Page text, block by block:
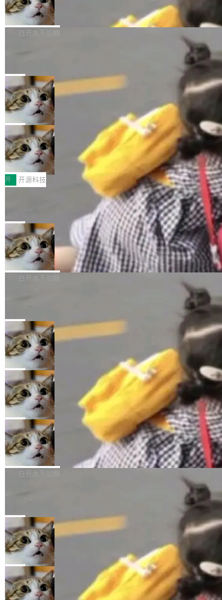
的图像元素不在同一个子树中，则它们将不再关
联 加...
至今）的所有 commit，同样交由 AI 分析提炼。
经过人工复核，准确度令人满意。这一方法也为
社区爱好者提供了高效跟踪新版本的思路。
ebastian Pipping 写在博客里的话。8 月 4 日，
他宣布了一个新消息：从 2026 年 8 月 1 日起，
他可以全职维护 libexpat 了，最长 6 个月。发
库之一。你的操作系统、浏览器、无数的基础设
施软件，很可能都在用它。而过去十年，维护它
的人一直在用业余...
Firefox 153.0.3 发布
Firefox 153.0.3 现已发布，具体更新内容如
下： New Smart Window 包含多项增强功能：
gi?id=2019042">Bug&nbsp;2019042</a>）</l
i> <li>现在，助手可以直接使用 Exa 的网络搜索
结果回答问题，而无需将问题转交给搜索引擎。
（<a href="https://bugzilla.mozilla.org/show_
bug.cgi?id=204...
白开水不加糖
的 npm 包。项目的核心论点是：容器不适合 Ag
ent 计算。真正适合的，是 Isolate。 Cloudflare
工程师在这件事上没什么可谦虚的——他们用 W
orkers 跑了十年 Isolate。用 CEO Matthew Pri
nce 的话说：「我们一生都在用 Isolate 运行代
码，而 AI Agent 不需要容器，它们需要的是 Iso
late。」 容器为什么不合适 容器的问题在于启动
和销毁都太重了。一个 Agent 要执行的任务可能
只需要几毫秒的 CPU 时间，但容器从冷启动到
就绪要花数秒。如果未来有十...
局
OpenAI 公开邮件和聊天记录回应苹果
诉讼，称“Apple is getting this wron
g”
上个月，苹果一纸诉状把 OpenAI 告上法庭，指
控其挖角苹果前员工并窃取商业秘密。苹果的诉
状把 OpenAI 描述成一个系统性地从前东家挖
人、套取机密信息的对手。 OpenAI 没发律师
函，也没选择庭外沉默。它在官网贴了一篇博
文，标题只有六个字：Apple is getting this wro
ng。 然后，它把邮件往来和 iMessage 聊天记
录全贴了出来。 他发错人了 苹果外部律师 Gabr
iel Gross 来自 Weil 律所，2 月 23 日下午 5:53
给 OpenAI 总法律顾问 Che Chang 发了封邮
件，附了一封长信，要求 OpenAI 配合调查前苹
果员工带走机密信...
局
HUAWEI MatePad Edge上架WorkBu
ddy鸿蒙PC版，说话就能干活的AI办公
搭子
全能AI工作台WorkBuddy鸿蒙PC版上架HUAWE
I MatePad Edge应用市场，直接下载即可使
用，与鸿蒙电脑上的体验一致。值得一提的是，
这是目前市面上唯一支持平板接入WorkBuddy P
C版的产品，搭载“人机双写”重磅功能——你写
你的，AI写AI的，同屏协作互不干扰。一句话让
AI帮你干活，现在开启全新体验！ 温馨提示：
体验WorkBuddy鸿蒙PC版前，请将 HUAWEI M
atePad Edge 升级至 HarmonyOS 6.1.0.135S
P9 patch03及以上版本。 *升级路径：设置 > 搜
开 开源科技
FFmpeg 9.0 发布：代号“Lei”，以此纪
全球知名开源多媒体框架 FFmpeg 今天正式发
布了 9.0 版本。这个版本除了带来新一代音视频
处理能力和硬件加速支持之外，还有一个特殊之
处：FFmpeg 9.0 的代号是“Lei”。 这个名字，
来自中国开发者雷霄骅（Lei Xiaohua）。 对于
很多中国音视频开发者而言，这个名字并不陌
“启蒙老师”。 而今年，恰好是雷霄骅离世十周
年。FFmpeg 社区最终选择用一个大版本的名
字，留下了这份纪念。 雷霄骅曾是中国传媒大学
数字电视技术方向的博士生，长期从事视频、音
频技...
局
亚马逊成本失控：AI 写代码烧掉 1215
万元，超预算 860%
外媒近日曝光了亚马逊的多份内部报告显示，AI
导致公司在多个项目上超支。《金融时报》报道
编写程序，目标是完成电商平台作者信息与商品
列表的数据匹配 —— 一项常规的数据处理任
务，最终却产生了 180 万美元的账单，实际支出
超出原定预算 860%。 更令人意外的是，该项目
最终并未成功落地，而高额算力消耗持续运行长
达 5 个月，公司直到财务对账时才察觉异常。这
意味着一个无人看管的 AI 程序，在近半年时间
里日夜不停地"烧钱"。 复盘显示，...
白开水不加糖
e CEO Clément Delangue 在 CNBC 的采访里
没有拐弯抹角。他说中国正在赢得 AI 竞赛，而
且按目前的速度，中国 AI 工具预计在今年底或
2027 年就能追上美国前沿实验室的水平。 Dela
ngue 把原因归结为一件事：开放协作。中国的
AI 开发者在一个共享和协作的生态里加速迭代，
而美国模型厂商在"闭门造车"。他的原话是 "buil
ding in silos"——各自为战，互不通气。 这个判
断从他嘴里说出来分量不同。Hugging Face 是
全球最大的开源 AI 平台，上面跑着上百万个模
型。谁在开源赛道上领先，...
局
当 AI agent 把源码变成了最好的扩展系
统，开发者工具必须开源
五年前，David Crawshaw 问过很多软件工程师
一个问题：你写过什么给自己用的程序？答案几
乎都是没有。工程师们整天用别人写的程序写程
序给别人用。偶尔有人自己写个博客系统、智能
家居控制、家庭实验室，都算稀奇事。 Crawsh
aw 是 Shelley 的作者，一个开源 AI coding age
nt。他最近在博客上写了一篇文章，核心论点很
简单：开发者工具必须开源。 理由不是传统的自
由软件情怀，而是一个跟 AI agent 直接相关的
技术判断。 两行 prompt 就能个性化任何软件 C
局
DeepSeek Harness 宣布内测邀请，全
网最大规模开源 Agent 路演现场诞生
一条内测招募帖，发出去的时候大概没人想到它
会变成一场开源 Agent 生态的路演。 8月1日，
DeepSeek Harness 团队负责人崔添翼（tiany
i）在 X 上发帖： 「如果你是 Agent Harness 相
关开源项目的开发者，希望参加 DeepSeek Har
ness 的内测，可以回复或私信联系我。请附上
Harness 负责把能力落到真实环境中——调用工
具、读写文件、管理上下文、处理错误、完成闭
环。崔添翼招人的标...
局
商汤 SenseNova U1.5-Lite-Preview
开源
商汤科技宣布面向社区开源轻量级统一多模态模
型的预览版本 SenseNova U1.5-Lite-Preview。
理解、推理、生成与编辑，还仅以 8B-MoT 的轻
量大小，将能力推进到4K、更精细的真实质感、
更复杂的视觉控制和可持续迭代编辑。 相比 U
1，U1.5-Lite-Preview 在以下方向上带来了显著
提升： 原生支持4K图像生成； 更精细的局部纹
理、细节与真实世界质感； 更准确的中英文文字
生成与复杂版式组织； 更稳定的图...
白开水不加糖
nap。这次是 hwctl——一个用来检查 Ubuntu
硬件认证状态的命令行工具。 Canonical 工程师
Alan Griffiths 在邮件列表中说得很直白：「hwc
tl 是一个 Ubuntu 专有的包，它和它的依赖项都
是 Ubuntu 专有的，不会用在其他发行版上。」
所以 deb 版本的受众实际上为零。既然只有 Ub
untu 用户在用，那用 snap 打包就没什么可纠结
局
Dario Amodei 担心新人来 Anthropic
只为金钱，不为使命
顶级 AI 研究员在两家公司之间来回跳，中间只
隔了几天。 Lilian Weng 上周刚宣布因健康原因
离开 Thinking Machines Lab，说自己作为联合
创始人的角色「太累了」。几天后，The Inform
局
FFmpeg 9.0 发布